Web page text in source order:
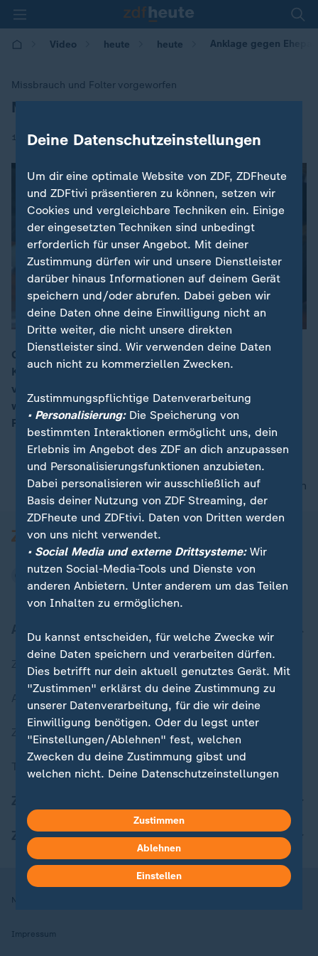
Video heute heute Anklage gegen
Missbrauch und Folter vorgeworfen
:Missbrauch und Folter vorgeworfen
19.01.2018 | 18:04
Gegen das Ehepaar aus Kalifornien, das seine 13
Kinder über Jahre im Haus angekettet und massiv
vernachlässigt haben soll, ist Anklage erhoben
worden. Der Vorwurf der Staatsanwaltschaft lautet
Folter und schwerer Missbrauch.
nach oben
Aktuell bei ZDFheute
Zuletzt veröffentlicht
Aktuelle Sendungs-Videos
ZDFheute Stories
Themen im Überblick
ZDFheute Apps
Nutzungsbedingungen
Impressum
Deine Datenschutzeinstellungen
Um dir eine optimale Website von ZDF, ZDFheute
und ZDFtivi präsentieren zu können, setzen wir
Cookies und vergleichbare Techniken ein. Einige
der eingesetzten Techniken sind unbedingt
erforderlich für unser Angebot. Mit deiner
Zustimmung dürfen wir und unsere Dienstleister
darüber hinaus Informationen auf deinem Gerät
speichern und/oder abrufen. Dabei geben wir
deine Daten ohne deine Einwilligung nicht an
Dritte weiter, die nicht unsere direkten
Dienstleister sind. Wir verwenden deine Daten
auch nicht zu kommerziellen Zwecken.
Zustimmungspflichtige Datenverarbeitung
• Personalisierung:Die Speicherung von
bestimmten Interaktionen ermöglicht uns, dein
Erlebnis im Angebot des ZDF an dich anzupassen
und Personalisierungsfunktionen anzubieten.
Dabei personalisieren wir ausschließlich auf
Basis deiner Nutzung von ZDF Streaming, der
ZDFheute und ZDFtivi. Daten von Dritten werden
von uns nicht verwendet.
• Social Media und externe Drittsysteme:Wir
nutzen Social-Media-Tools und Dienste von
anderen Anbietern. Unter anderem um das Teilen
von Inhalten zu ermöglichen.
Du kannst entscheiden, für welche Zwecke wir
deine Daten speichern und verarbeiten dürfen.
Dies betrifft nur dein aktuell genutztes Gerät. Mit
"Zustimmen" erklärst du deine Zustimmung zu
unserer Datenverarbeitung, für die wir deine
Einwilligung benötigen. Oder du legst unter
"Einstellungen/Ablehnen" fest, welchen
Zwecken du deine Zustimmung gibst und
welchen nicht. Deine Datenschutzeinstellungen
in deinen Einstellungen widerrufen oder ändern.
Hier findest du das Impressum.
Weitere Informationen findest du in unserer
Datenschutzerklärung.
Zustimmen
Ablehnen
Einstellen